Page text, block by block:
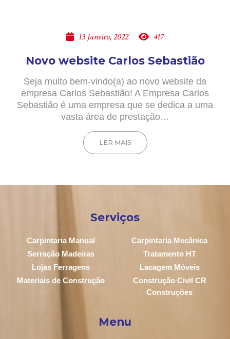
13 Janeiro, 2022 417
Novo website Carlos Sebastião
Seja muito bem-vindo(a) ao novo website da
empresa Carlos Sebastião! A Empresa Carlos
Sebastião é uma empresa que se dedica a uma
vasta área de prestação…
LER MAIS
Serviços
Carpintaria Manual
Carpintaria Mecânica
Serração Madeiras
Tratamento HT
Lojas Ferragens
Lacagem Móveis
Materiais de Construção
Construção Civil CR
Construções
Menu